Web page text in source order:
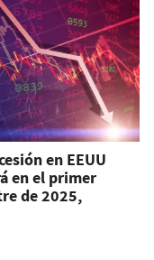
en EEUU
en el primer
de 2025,